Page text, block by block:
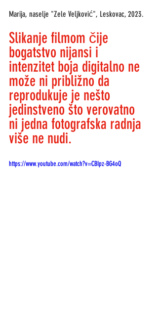
Marija, naselje "Zele Veljković", Leskovac, 2023.
Slikanje filmom čije
bogatstvo nijansi i
intenzitet boja digitalno ne
može ni približno da
reprodukuje je nešto
jedinstveno što verovatno
ni jedna fotografska radnja
više ne nudi.
https://www.youtube.com/watch?v=CBIpz-BG4oQ